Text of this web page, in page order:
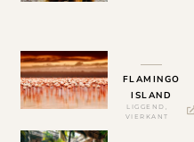
FLAMINGO
ISLAND
LIGGEND ,
VIERKANT